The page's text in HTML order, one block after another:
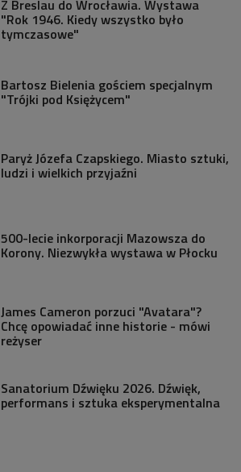
Z Breslau do Wrocławia. Wystawa
"Rok 1946. Kiedy wszystko było
tymczasowe"
Bartosz Bielenia gościem specjalnym
"Trójki pod Księżycem"
Paryż Józefa Czapskiego. Miasto sztuki,
ludzi i wielkich przyjaźni
500-lecie inkorporacji Mazowsza do
Korony. Niezwykła wystawa w Płocku
James Cameron porzuci "Avatara"?
Chcę opowiadać inne historie - mówi
reżyser
Sanatorium Dźwięku 2026. Dźwięk,
performans i sztuka eksperymentalna